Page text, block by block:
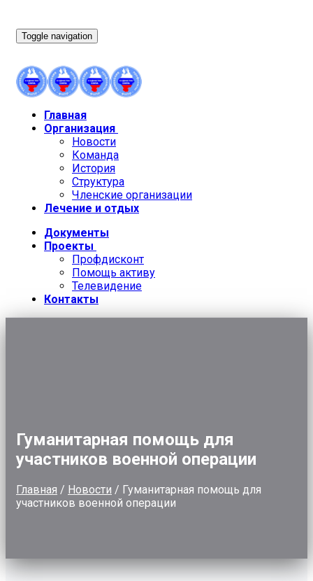
Toggle navigation
Главная
Организация
Новости
Команда
История
Структура
Членские организации
Лечение и отдых
Документы
Проекты
Профдисконт
Помощь активу
Телевидение
Контакты
Гуманитарная помощь для
участников военной операции
Главная / Новости / Гуманитарная помощь для
участников военной операции